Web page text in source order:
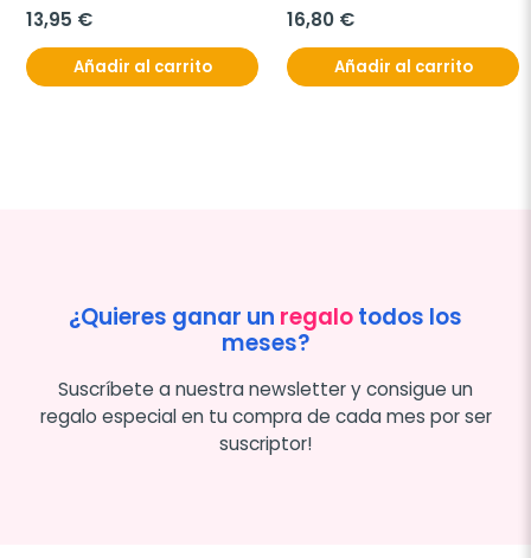
13,95 €
Añadir al carrito
16,80 €
Añadir al carrito
¿Quieres ganar un regalotodos los
meses?
Suscríbete a nuestra newsletter y consigue un
regalo especial en tu compra de cada mes por ser
suscriptor!